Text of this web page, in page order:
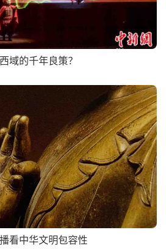
域的千年良策？
看中华文明包容性